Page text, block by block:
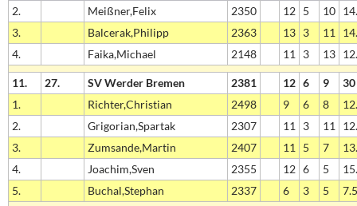
2.
Meißner,Felix 2350 12 5 10
3.
Balcerak,Philipp 2363 13 3 11
4.
Faika,Michael 2148 11 3 13
11. 27. SV Werder Bremen 2381 12 6 9
1.
Richter,Christian 2498 9 6 8
2.
Grigorian,Spartak 2307 11 3 11
3.
Zumsande,Martin 2407 11 5 7
4.
Joachim,Sven 2355 12 6 5
5.
Buchal,Stephan 2337 6 3 5